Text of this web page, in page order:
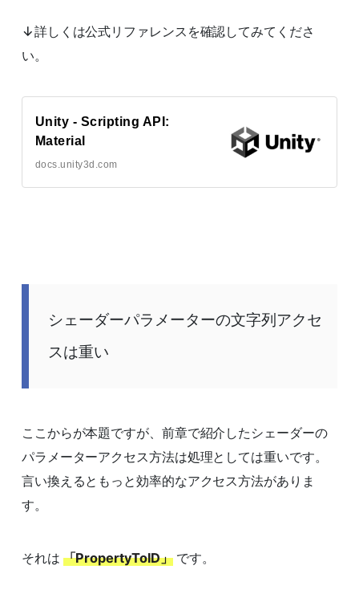
↓詳しくは公式リファレンスを確認してみてくださ
い。
Unity - Scripting API:
Material
docs.unity3d.com
シェーダーパラメーターの文字列アクセ
スは重い
ここからが本題ですが、前章で紹介したシェーダーの
パラメーターアクセス方法は処理としては重いです。
言い換えるともっと効率的なアクセス方法がありま
す。
それは 「PropertyToID」 です。